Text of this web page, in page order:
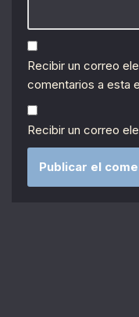
Recibir un correo
comentarios a esta
Recibir un correo